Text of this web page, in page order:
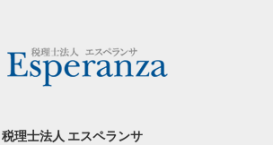
税理士法人 エスペランサ